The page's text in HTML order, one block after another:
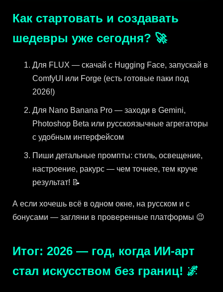
Как стартовать и создавать
шедевры уже сегодня? 🚀
Для FLUX — скачай с Hugging Face, запускай в
ComfyUI или Forge (есть готовые паки под
2026!)
Для Nano Banana Pro — заходи в Gemini,
Photoshop Beta или русскоязычные агрегаторы
с удобным интерфейсом
Пиши детальные промпты: стиль, освещение,
настроение, ракурс — чем точнее, тем круче
результат! 📝
А если хочешь всё в одном окне, на русском и с
бонусами — загляни в проверенные платформы 😉
Итог: 2026 — год, когда ИИ-арт
стал искусством без границ! 🌌